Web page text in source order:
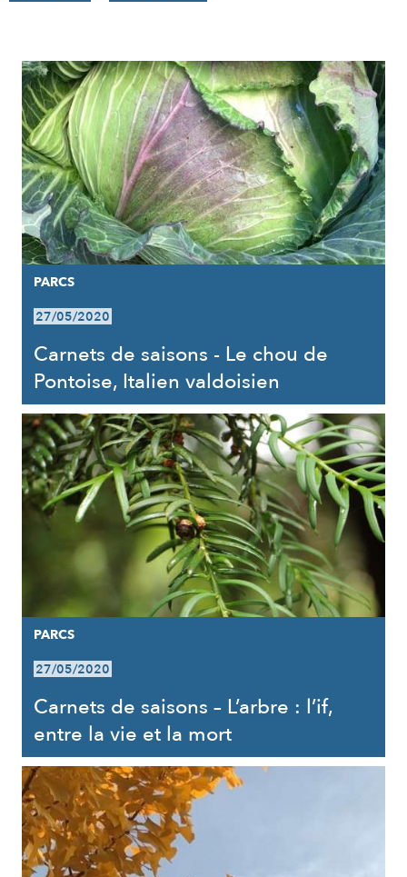
RÉSULTATS
PARCS
27/05/2020
Carnets de saisons - Le chou de
Pontoise, Italien valdoisien
PARCS
27/05/2020
Carnets de saisons – L’arbre : l’if,
entre la vie et la mort